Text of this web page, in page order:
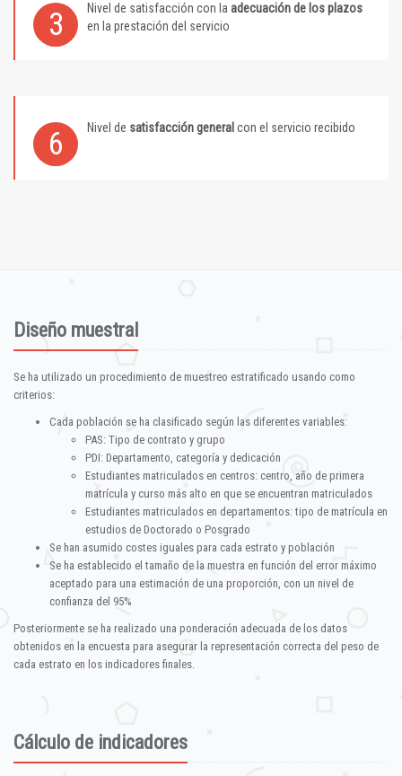
3 Nivel de satisfacción con la adecuación de los plazos
en la prestación del servicio
6 Nivel de satisfacción general con el servicio recibido
Diseño muestral
Se ha utilizado un procedimiento de muestreo estratificado usando como
criterios:
Cada población se ha clasificado según las diferentes variables:
PAS: Tipo de contrato y grupo
PDI: Departamento, categoría y dedicación
Estudiantes matriculados en centros: centro, año de primera
matrícula y curso más alto en que se encuentran matriculados
Estudiantes matriculados en departamentos: tipo de matrícula en
estudios de Doctorado o Posgrado
Se han asumido costes iguales para cada estrato y población
Se ha establecido el tamaño de la muestra en función del error máximo
aceptado para una estimación de una proporción, con un nivel de
confianza del 95%
Posteriormente se ha realizado una ponderación adecuada de los datos
obtenidos en la encuesta para asegurar la representación correcta del peso de
cada estrato en los indicadores finales.
Cálculo de indicadores